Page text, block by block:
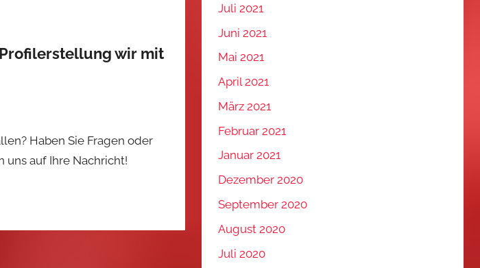
wir mit
Haben Sie Fragen oder
uns auf Ihre Nachricht!
Juli 2021
Juni 2021
Mai 2021
April 2021
März 2021
Februar 2021
Januar 2021
Dezember 2020
September 2020
August 2020
Juli 2020